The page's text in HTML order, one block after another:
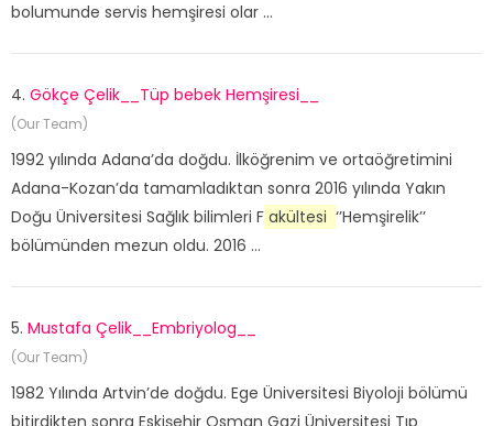
bolumunde servis hemşiresi olar ...
4. Gökçe Çelik__Tüp bebek Hemşiresi__
(Our Team)
1992 yılında Adana’da doğdu. İlköğrenim ve ortaöğretimini
Adana-Kozan’da tamamladıktan sonra 2016 yılında Yakın
Doğu Üniversitesi Sağlık bilimleri F akültesi ‘’Hemşirelik’’
bölümünden mezun oldu. 2016 ...
5. Mustafa Çelik__Embriyolog__
(Our Team)
1982 Yılında Artvin’de doğdu. Ege Üniversitesi Biyoloji bölümü
bitirdikten sonra Eskişehir Osman Gazi Üniversitesi Tıp